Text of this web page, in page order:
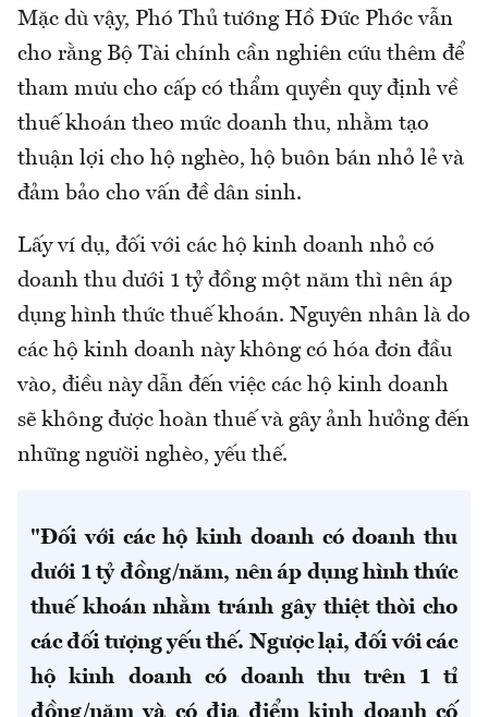
Mặc dù vậy, Phó Thủ tướng Hồ Đức Phớc vẫn
cho rằng Bộ Tài chính cần nghiên cứu thêm để
tham mưu cho cấp có thẩm quyền quy định về
thuế khoán theo mức doanh thu, nhằm tạo
thuận lợi cho hộ nghèo, hộ buôn bán nhỏ lẻ và
đảm bảo cho vấn đề dân sinh.
Lấy ví dụ, đối với các hộ kinh doanh nhỏ có
doanh thu dưới 1 tỷ đồng một năm thì nên áp
dụng hình thức thuế khoán. Nguyên nhân là do
các hộ kinh doanh này không có hóa đơn đầu
vào, điều này dẫn đến việc các hộ kinh doanh
sẽ không được hoàn thuế và gây ảnh hưởng đến
những người nghèo, yếu thế.
"Đối với các hộ kinh doanh có doanh thu
dưới 1 tỷ đồng/năm, nên áp dụng hình thức
thuế khoán nhằm tránh gây thiệt thòi cho
các đối tượng yếu thế. Ngược lại, đối với các
hộ kinh doanh có doanh thu trên 1 tỉ